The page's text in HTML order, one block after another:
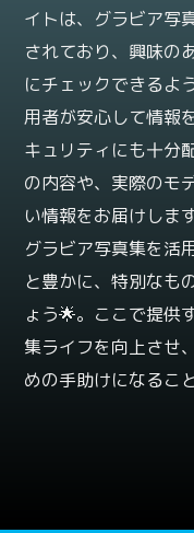
イトは、グラビア写
されており、興味の
にチェックできるよ
用者が安心して情報
キュリティにも十分
の内容や、実際のモ
い情報をお届けしま
グラビア写真集を活
と豊かに、特別なも
ょう🌟。ここで提供
集ライフを向上させ
めの手助けになるこ